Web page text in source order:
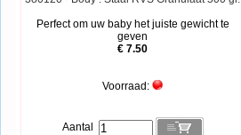
Perfect om uw baby het juiste gewicht te
geven
€ 7.50
Voorraad:
Aantal